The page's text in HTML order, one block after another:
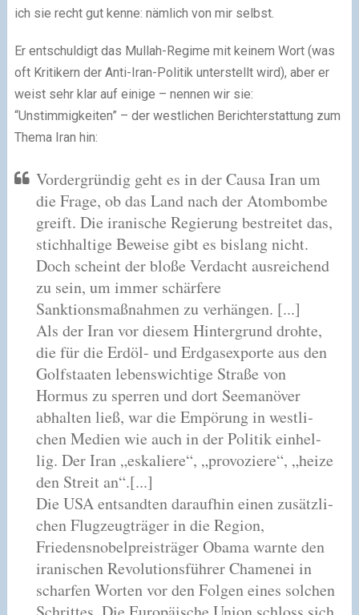
ich sie recht gut kenne: näm­lich von mir selbst.
Er ent­schul­digt das Mullah-Regime mit kei­nem Wort (was
oft Kritikern der Anti-Iran-Politik unter­stellt wird), aber er
weist sehr klar auf einige – nen­nen wir sie:
“Unstimmigkeiten” – der west­li­chen Berichterstattung zum
Thema Iran hin:
Vordergründig geht es in der Causa Iran um
die Frage, ob das Land nach der Atombombe
greift. Die ira­ni­sche Regierung bestrei­tet das,
stich­hal­tige Beweise gibt es bis­lang nicht.
Doch scheint der bloße Verdacht aus­rei­chend
zu sein, um immer schär­fere
Sanktionsmaßnahmen zu ver­hän­gen. [...]
Als der Iran vor die­sem Hintergrund drohte,
die für die Erdöl- und Erdgasexporte aus den
Golfstaaten lebens­wich­tige Straße von
Hormus zu sper­ren und dort Seemanöver
abhal­ten ließ, war die Empörung in west­li­
chen Medien wie auch in der Politik ein­hel­
lig. Der Iran „eska­liere“, „pro­vo­ziere“, „heize
den Streit an“.[...]
Die USA ent­sand­ten dar­auf­hin einen zusätz­li­
chen Flugzeugträger in die Region,
Friedensnobelpreisträger Obama warnte den
ira­ni­schen Revolutionsführer Chamenei in
schar­fen Worten vor den Folgen eines sol­chen